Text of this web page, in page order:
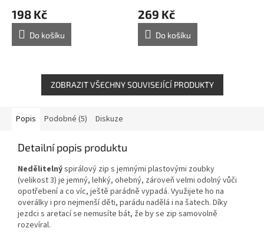
198 Kč
Do košíku
269 Kč
Do košíku
ZOBRAZIT VŠECHNY SOUVISEJÍCÍ PRODUKTY
Popis Podobné (5) Diskuze
Detailní popis produktu
Nedělitelnýspirálový zip s jemnými plastovými zoubky
(velikost 3) je jemný, lehký, ohebný, zároveň velmi odolný vůči
opotřebení a co víc, ještě parádně vypadá. Využijete ho na
overálky i pro nejmenší děti, parádu nadělá i na šatech. Díky
jezdci s aretací se nemusíte bát, že by se zip samovolně
rozevíral.